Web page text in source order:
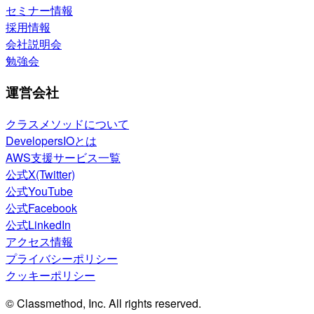
セミナー情報
採用情報
会社説明会
勉強会
運営会社
クラスメソッドについて
DevelopersIOとは
AWS支援サービス一覧
公式X(Twitter)
公式YouTube
公式Facebook
公式LinkedIn
アクセス情報
プライバシーポリシー
クッキーポリシー
© Classmethod, Inc. All rights reserved.